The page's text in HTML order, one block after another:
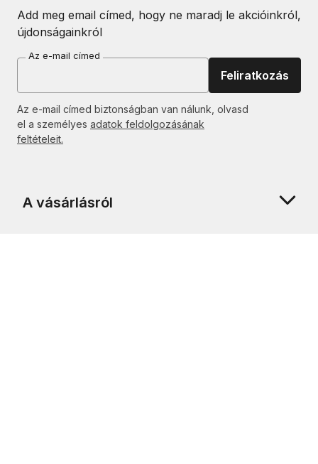
Add meg email címed, hogy ne maradj le akcióinkról,
újdonságainkról
Az e-mail címed
Feliratkozás
Az e-mail címed biztonságban van nálunk, olvasd
el a személyes adatok feldolgozásának
feltételeit.
A vásárlásról